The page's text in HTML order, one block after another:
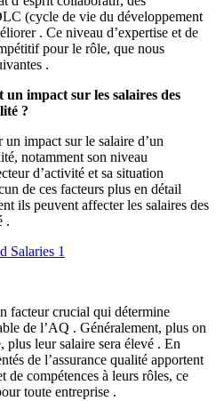
(cycle de vie du développement
. Ce niveau d’expertise et de
pour le rôle, que nous
.
impact sur les salaires des
?
impact sur le salaire d’un
notamment son niveau
d’activité et sa situation
de ces facteurs plus en détail
ils peuvent affecter les salaires des
.
facteur crucial qui détermine
de l’AQ . Généralement, plus on
plus leur salaire sera élevé . En
de l’assurance qualité apportent
de compétences à leurs rôles, ce
toute entreprise .